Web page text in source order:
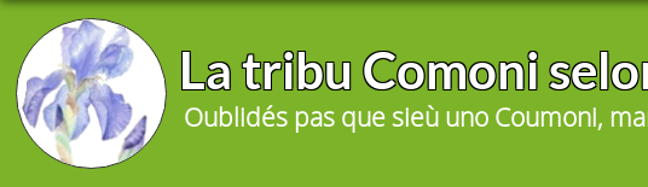
La tribu Comoni
Oublidés pas que sieù uno Coumoni,